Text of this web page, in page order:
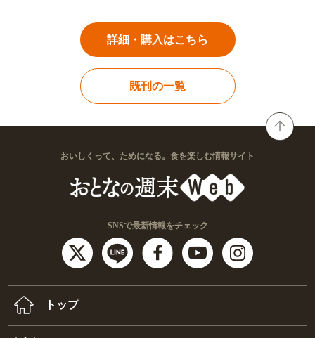
詳細・購入はこちら
既刊の一覧
おいしくって、ためになる。食を楽しむ情報サイト
SNSで最新情報をチェック
トップ